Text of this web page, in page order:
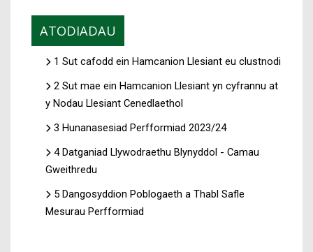
ATODIADAU
1 Sut cafodd ein Hamcanion Llesiant eu clustnodi
2 Sut mae ein Hamcanion Llesiant yn cyfrannu at
y Nodau Llesiant Cenedlaethol
3 Hunanasesiad Perfformiad 2023/24
4 Datganiad Llywodraethu Blynyddol - Camau
Gweithredu
5 Dangosyddion Poblogaeth a Thabl Safle
Mesurau Perfformiad